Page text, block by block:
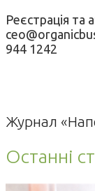
Реєстрація та
944 1242
Журнал
Останні